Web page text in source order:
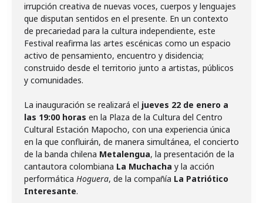
irrupción creativa de nuevas voces, cuerpos y lenguajes
que disputan sentidos en el presente. En un contexto
de precariedad para la cultura independiente, este
Festival reafirma las artes escénicas como un espacio
activo de pensamiento, encuentro y disidencia;
construido desde el territorio junto a artistas, públicos
y comunidades.
La inauguración se realizará el jueves 22 de enero a
las 19:00 horas en la Plaza de la Cultura del Centro
Cultural Estación Mapocho, con una experiencia única
en la que confluirán, de manera simultánea, el concierto
de la banda chilena Metalengua, la presentación de la
cantautora colombiana La Muchacha y la acción
performática Hoguera, de la compañía La Patriótico
Interesante.